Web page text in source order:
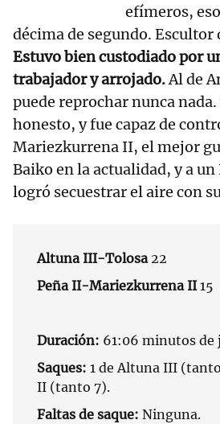
efímeros,
décima de segundo. Escultor
Estuvo bien custodiado por
trabajador y arrojado.Al de
puede reprochar nunca
honesto, y fue capaz de
Mariezkurrena II, el mejor
Baiko en la actualidad, y a un
logró secuestrar el aire con
Altuna III-Tolosa22
Peña II-Mariezkurrena II15
Duración: 61:06 minutos de
Saques: 1 de Altuna III (tanto
II (tanto 7).
Faltas de saque: Ninguna.